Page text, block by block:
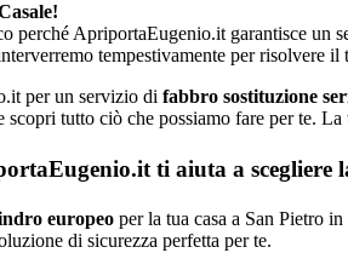
perché ApriportaEugenio.it garantisce un
tempestivamente per risolvere il
per un servizio di fabbro sostituzione
scopri tutto ciò che possiamo fare per te.
ti aiuta a scegliere
europeo per la tua casa a San Pietro
di sicurezza perfetta per te.